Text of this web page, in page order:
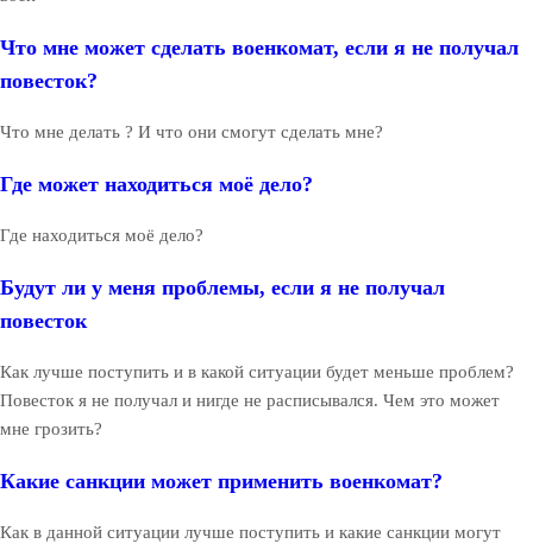
Что мне может сделать военкомат, если я не получал
повесток?
Что мне делать ? И что они смогут сделать мне?
Где может находиться моё дело?
Где находиться моё дело?
Будут ли у меня проблемы, если я не получал
повесток
Как лучше поступить и в какой ситуации будет меньше проблем?
Повесток я не получал и нигде не расписывался. Чем это может
мне грозить?
Какие санкции может применить военкомат?
Как в данной ситуации лучше поступить и какие санкции могут